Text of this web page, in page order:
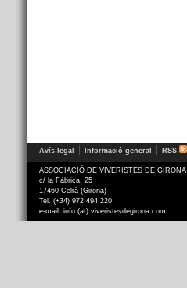
Avís legal Informació general RSS
ASSOCIACIÓ DE VIVERISTES DE GIRONA
c/ la Fàbrica, 25
17460 Celrà (Girona)
Tel. (+34) 972 494 220
e-mail: info (at) viveristesdegirona.com